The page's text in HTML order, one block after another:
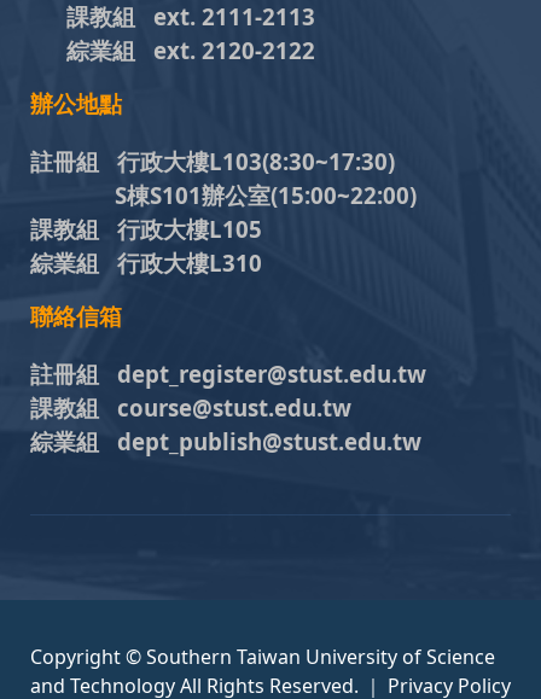
課教組 ext. 2111-2113
綜業組
ext. 2120-2122
辦公地點
註冊組 行政大樓L103(8:30~17:30)
S棟S101辦公室(15:00~22:00)
課教組 行政大樓L105
綜業組 行政大樓L310
聯絡信箱
註冊組 dept_register@stust.edu.tw
課教組 course@stust.edu.tw
綜業組 dept_publish@stust.edu.tw
Copyright © Southern Taiwan University of Science
and Technology All Rights Reserved. ｜ Privacy Policy